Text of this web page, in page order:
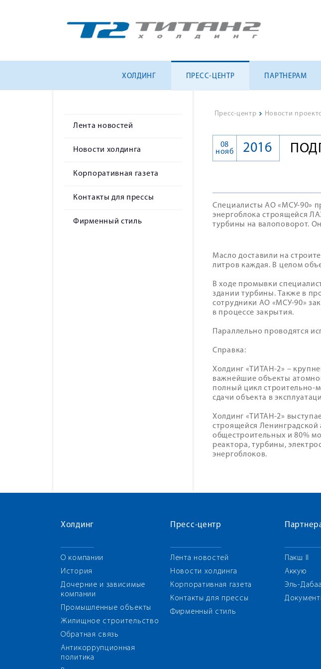
ХОЛДИНГ ПРЕСС-ЦЕНТР ПАРТНЕРАМ
Лента новостей
Новости холдинга
Корпоративная газета
Контакты для прессы
Фирменный стиль
Пресс-центр > Новости
08
нояб
2016
Специалисты АО «МСУ-90»
энергоблока строящейся
турбины на валоповорот.
Масло доставили на
литров каждая. В целом
В ходе промывки
здании турбины. Также в
сотрудники АО «МСУ-90»
в процессе закрытия.
Параллельно проводятся
Cправка:
Холдинг «ТИТАН-2» –
важнейшие объекты
полный цикл строительно-
сдачи объекта в
Холдинг «ТИТАН-2»
строящейся
общестроительных и 80%
реактора, турбины,
энергоблоков.
Холдинг
О компании
История
Дочерние и зависимые
компании
Промышленные объекты
Жилищное строительство
Обратная связь
Антикоррупционная
политика
Пресс-центр
Лента новостей
Новости холдинга
Корпоративная газета
Контакты для прессы
Фирменный стиль
Пакш II
Аккую
Эль-Дабаа